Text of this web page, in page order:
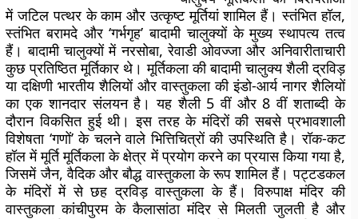
में जटिल पत्थर के काम और उत्कृष्ट मूर्तियां शामिल हैं। स्तंभित हॉल,
स्तंभित बरामदे और ‘गर्भगृह’ बादामी चालुक्यों के मुख्य स्थापत्य तत्व
हैं। बादामी चालुक्यों में नरसोबा, रेवाडी ओवज्जा और अनिवारीताचारी
कुछ प्रतिष्ठित मूर्तिकार थे। मूर्तिकला की बादामी चालुक्य शैली द्रविड़
या दक्षिणी भारतीय शैलियों और वास्तुकला की इंडो-आर्य नागर शैलियों
का एक शानदार संलयन है। यह शैली 5 वीं और 8 वीं शताब्दी के
दौरान विकसित हुई थी। इस तरह के मंदिरों की सबसे प्रभावशाली
विशेषता ‘गणों’ के चलने वाले भित्तिचित्रों की उपस्थिति है। रॉक-कट
हॉल में मूर्ति मूर्तिकला के क्षेत्र में प्रयोग करने का प्रयास किया गया है,
जिसमें जैन, वैदिक और बौद्ध वास्तुकला के रूप शामिल हैं। पट्टडकल
के मंदिरों में से छह द्रविड़ वास्तुकला के हैं। विरुपाक्ष मंदिर की
वास्तुकला कांचीपुरम के कैलासांठा मंदिर से मिलती जुलती है और